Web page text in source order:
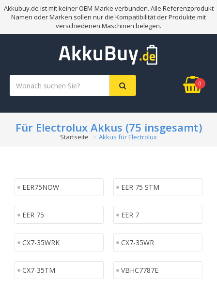
Akkubuy.de ist mit keiner OEM-Marke verbunden. Alle Referenzprodukt
Namen oder Marken sollen nur die Kompatibilität der Produkte mit
verschiedenen Maschinen belegen.
0
Für Electrolux Akkus (75 insgesamt)
Startseite Akkus für Electrolux
EER75NOW EER 75 STM
EER 75 EER 7
CX7-35WRK CX7-35WR
CX7-35TM VBHC7787E